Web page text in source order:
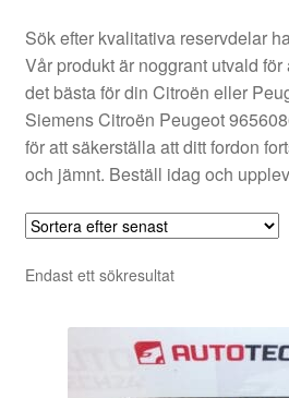
Sök efter kvalitativa reservdelar
Vår produkt är noggrant utvald för
det bästa för din Citroën eller
Siemens Citroën Peugeot
för att säkerställa att ditt fordon
och jämnt. Beställ idag och
Endast ett sökresultat